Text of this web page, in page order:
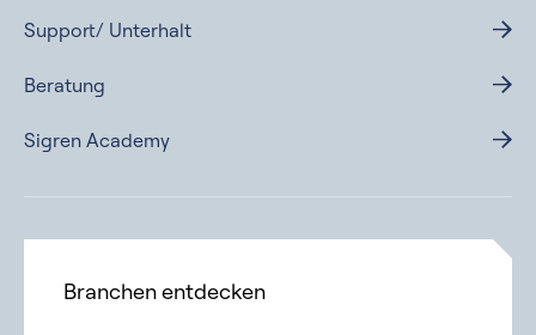
Support/ Unterhalt
Beratung
Sigren Academy
Branchen entdecken